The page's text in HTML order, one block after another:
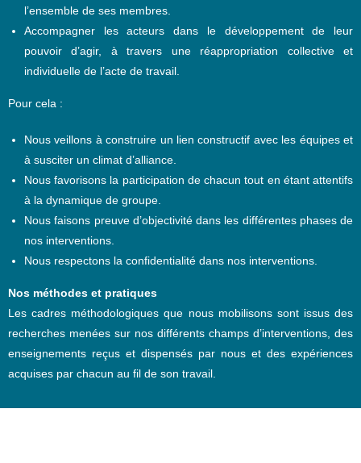
l’ensemble de ses membres.
Accompagner les acteurs dans le développement de leur
pouvoir d’agir, à travers une réappropriation collective et
individuelle de l’acte de travail.
Pour cela :
Nous veillons à construire un lien constructif avec les équipes et
à susciter un climat d’alliance.
Nous favorisons la participation de chacun tout en étant attentifs
à la dynamique de groupe.
Nous faisons preuve d’objectivité dans les différentes phases de
nos interventions.
Nous respectons la confidentialité dans nos interventions.
Nos méthodes et pratiques
Les cadres méthodologiques que nous mobilisons sont issus des
recherches menées sur nos différents champs d’interventions, des
enseignements reçus et dispensés par nous et des expériences
acquises par chacun au fil de son travail.